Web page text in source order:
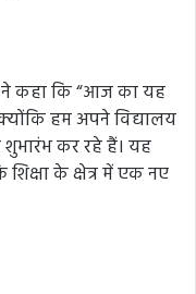
ने कहा कि “आज का यह
हम अपने विद्यालय
कर रहे हैं। यह
के क्षेत्र में एक नए